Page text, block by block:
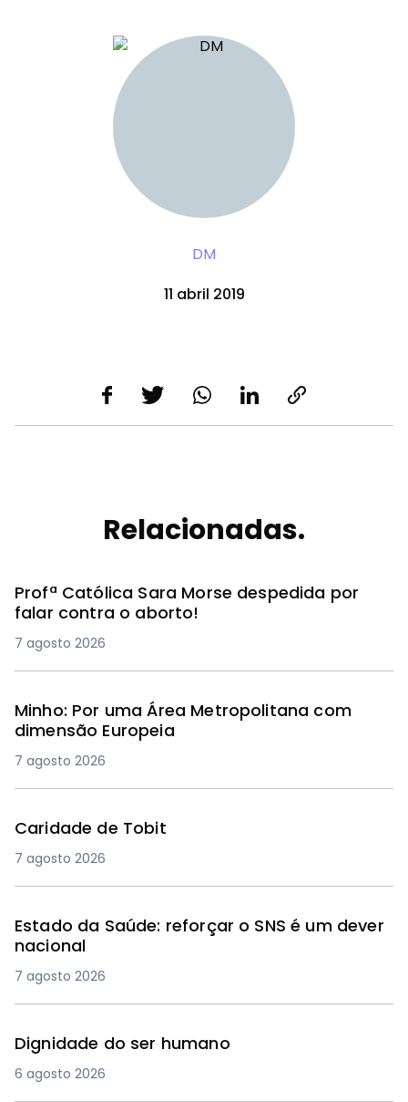
DM
11 abril 2019
Relacionadas.
Profª Católica Sara Morse despedida por
falar contra o aborto!
7 agosto 2026
Minho: Por uma Área Metropolitana com
dimensão Europeia
7 agosto 2026
Caridade de Tobit
7 agosto 2026
Estado da Saúde: reforçar o SNS é um dever
nacional
7 agosto 2026
Dignidade do ser humano
6 agosto 2026